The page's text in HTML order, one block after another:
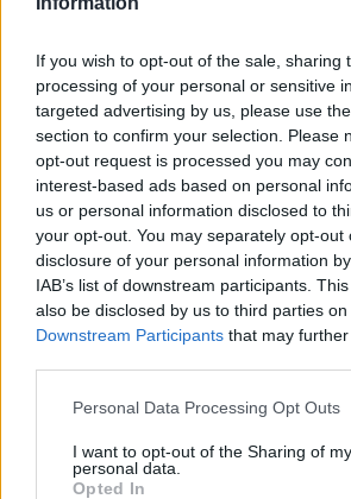
If you wish to opt-out of the sale, sharing
processing of your personal or sensitive
targeted advertising by us, please use
section to confirm your selection. Please
opt-out request is processed you may
interest-based ads based on personal
us or personal information disclosed to
your opt-out. You may separately opt-out
disclosure of your personal information
IAB’s list of downstream participants.
also be disclosed by us to third parties on
Downstream Participants that may
Personal Data Processing Opt Outs
I want to opt-out of the Sharing of my
personal data.
Opted In
LETTERA AL DIRETTORE
«Non chiediamo streghe
solo di camminare sicure
figli»